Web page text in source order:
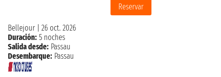
Reservar
Bellejour
26 oct. 2026
Duración: 5 noches
Salida desde: Passau
Desembarque: Passau